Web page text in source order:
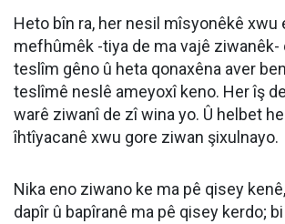
Heto bîn ra, her nesil mîsyonêkê xwu
mefhûmêk -tiya de ma vajê ziwanêk-
teslîm gêno û heta qonaxêna aver
teslîmê neslê ameyoxî keno. Her îş
warê ziwanî de zî wina yo. Û helbet
îhtîyacanê xwu gore ziwan şixulnayo.
Nika eno ziwano ke ma pê qisey
dapîr û bapîranê ma pê qisey kerdo;